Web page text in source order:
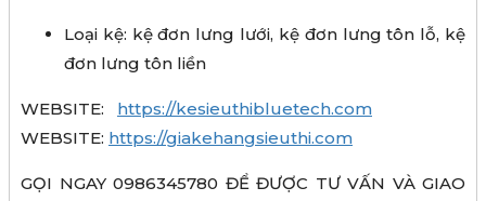
Loại kệ: kệ đơn lưng lưới, kệ đơn lưng tôn lỗ, kệ
đơn lưng tôn liền
WEBSITE: https://kesieuthibluetech.com
WEBSITE: https://giakehangsieuthi.com
GỌI NGAY 0986345780 ĐỂ ĐƯỢC TƯ VẤN VÀ GIAO